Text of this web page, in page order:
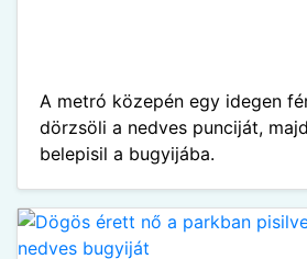
A metró közepén egy idegen
dörzsöli a nedves punciját,
belepisil a bugyijába.